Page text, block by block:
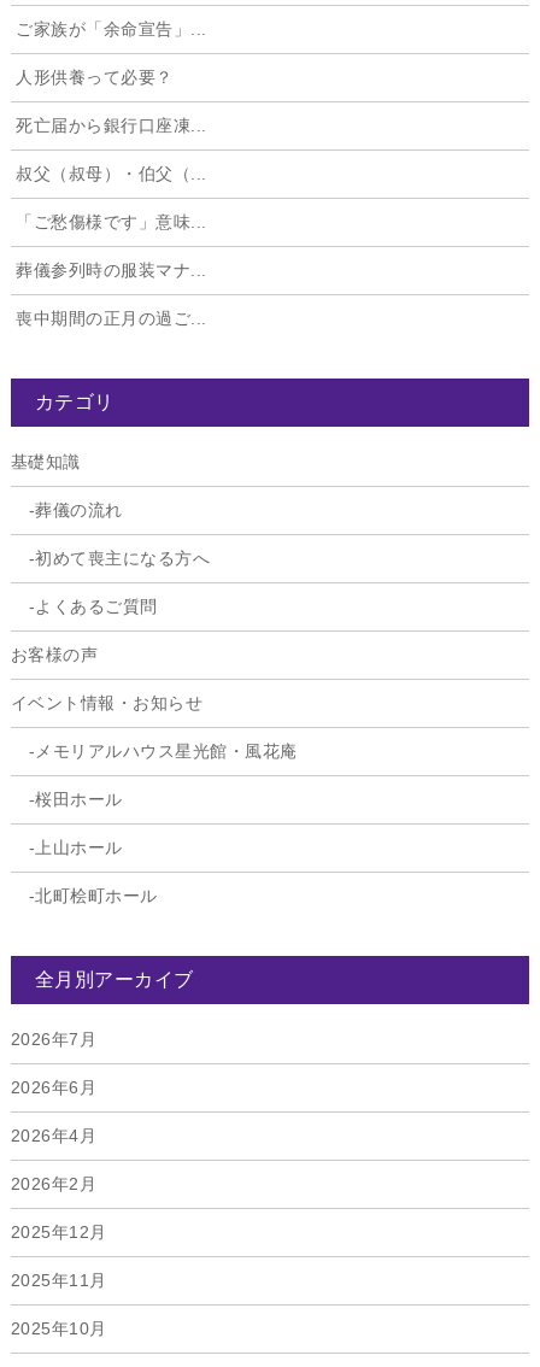
ご家族が「余命宣告」...
人形供養って必要？
死亡届から銀行口座凍...
叔父（叔母）・伯父（...
「ご愁傷様です」意味...
葬儀参列時の服装マナ...
喪中期間の正月の過ご...
カテゴリ
基礎知識
葬儀の流れ
初めて喪主になる方へ
よくあるご質問
お客様の声
イベント情報・お知らせ
メモリアルハウス星光館・風花庵
桜田ホール
上山ホール
北町桧町ホール
全月別アーカイブ
2026年7月
2026年6月
2026年4月
2026年2月
2025年12月
2025年11月
2025年10月